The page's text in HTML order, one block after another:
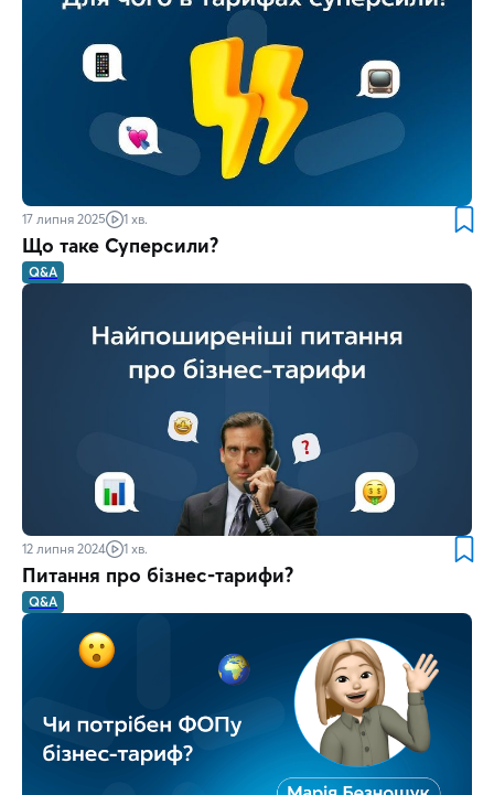
17 липня 2025 1 хв.
Що таке Суперсили?
Q&A
12 липня 2024 1 хв.
Питання про бізнес-тарифи?
Q&A